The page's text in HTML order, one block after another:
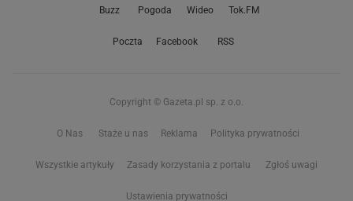
Buzz Pogoda Wideo Tok.FM
Poczta Facebook RSS
Copyright © Gazeta.pl sp. z o.o.
O Nas Staże u nas Reklama Polityka prywatności
Wszystkie artykuły Zasady korzystania z portalu Zgłoś uwagi
Ustawienia prywatności